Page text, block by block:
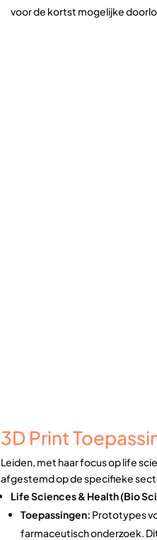
voor de kortst mogelijke
3D Print
Leiden, met haar focus op life
afgestemd op de specifieke
Life Sciences & Health (Bio
Toepassingen: Prototypes
farmaceutisch onderzoek.